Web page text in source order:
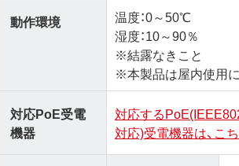
動作環境
温度：0～50℃
湿度：10～90％
※結露なきこと
※本製品は屋内使用
対応PoE受電
機器
対応する
対応)受電機器は、こ